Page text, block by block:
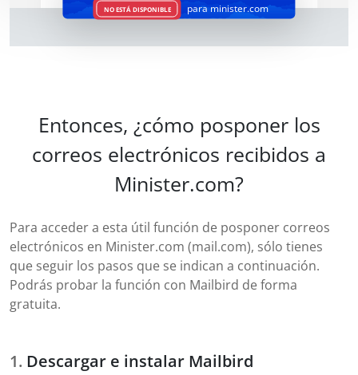
NO ESTÁ DISPONIBLE para minister.com
Entonces, ¿cómo posponer los
correos electrónicos recibidos a
Minister.com?
Para acceder a esta útil función de posponer correos
electrónicos en Minister.com (mail.com), sólo tienes
que seguir los pasos que se indican a continuación.
Podrás probar la función con Mailbird de forma
gratuita.
Descargar e instalar Mailbird